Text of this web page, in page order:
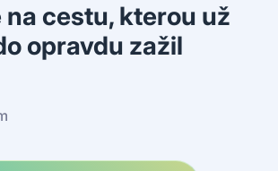
na cestu, kterou už
opravdu zažil